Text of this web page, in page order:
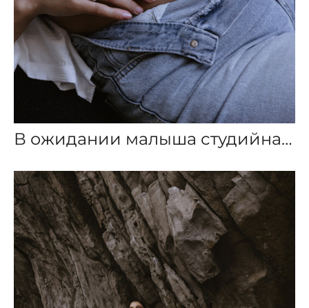
В ожидании малыша студийная съемка